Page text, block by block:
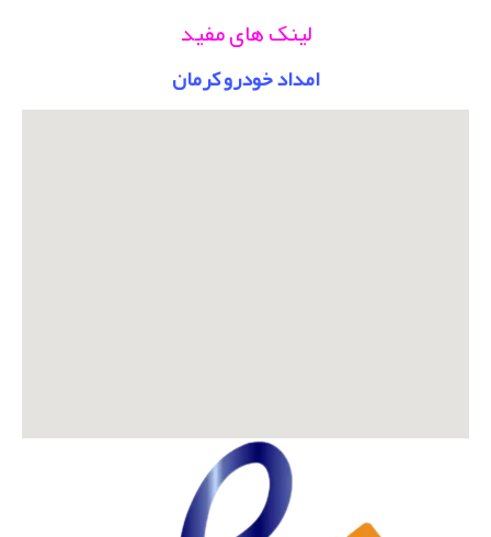
لینک های مفید
امداد خودرو کرمان